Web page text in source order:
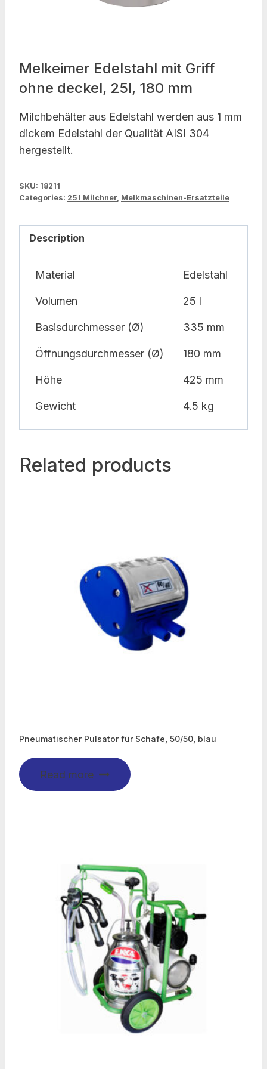
Melkeimer Edelstahl mit Griff
ohne deckel, 25l, 180 mm
Milchbehälter aus Edelstahl werden aus 1 mm
dickem Edelstahl der Qualität AISI 304
hergestellt.
SKU: 18211
Categories: 25 l Milchner, Melkmaschinen-Ersatzteile
Description
Material Edelstahl
Volumen 25 l
Basisdurchmesser (Ø) 335 mm
Öffnungsdurchmesser (Ø) 180 mm
Höhe 425 mm
Gewicht 4.5 kg
Related products
Pneumatischer Pulsator für Schafe, 50/50, blau
Read more